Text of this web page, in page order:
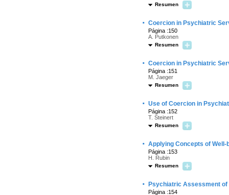
Resumen
· Coercion in Psychiatric
Página :150
A. Putkonen
Resumen
· Coercion in Psychiatric
Página :151
M. Jaeger
Resumen
· Use of Coercion in
Página :152
T. Steinert
Resumen
· Applying Concepts of Well-
Página :153
H. Rubin
Resumen
· Psychiatric Assessment
Página :154